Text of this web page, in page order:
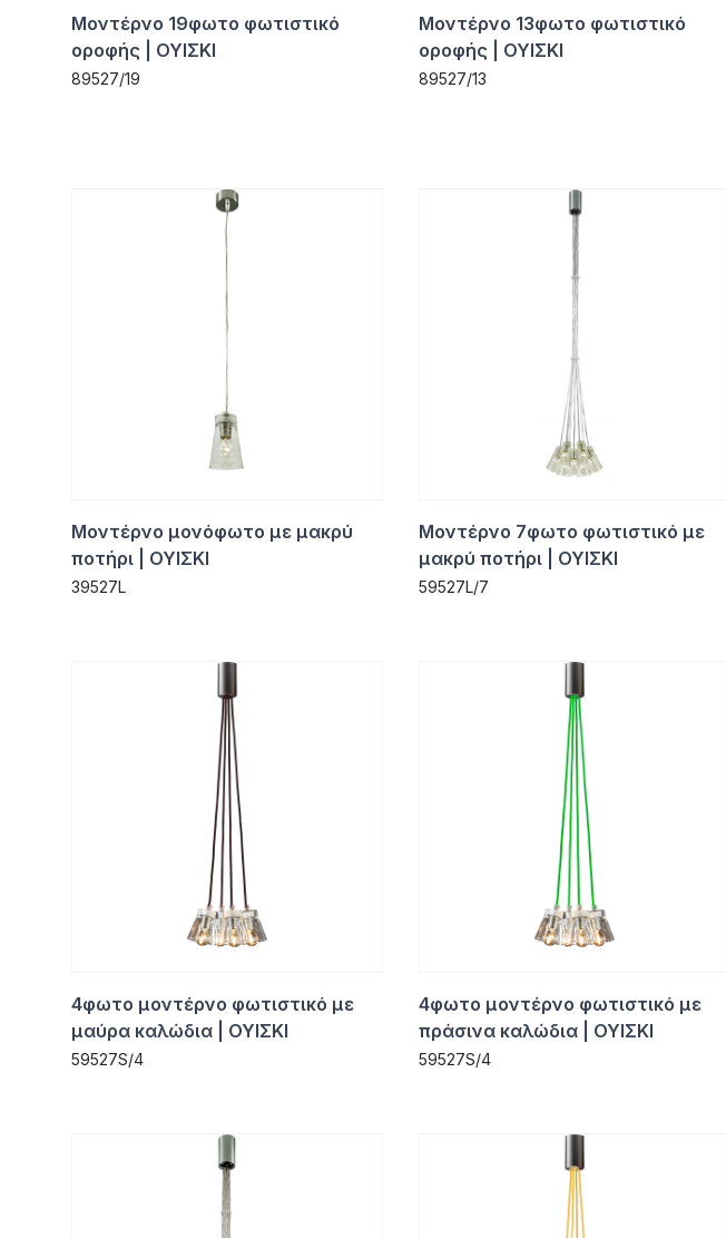
Μοντέρνο 19φωτο φωτιστικό
οροφής | ΟΥΙΣΚΙ
89527/19
Μοντέρνο 13φωτο φωτιστικό
οροφής | ΟΥΙΣΚΙ
89527/13
Μοντέρνο μονόφωτο με μακρύ
ποτήρι | ΟΥΙΣΚΙ
39527L
Μοντέρνο 7φωτο φωτιστικό με
μακρύ ποτήρι | ΟΥΙΣΚΙ
59527L/7
4φωτο μοντέρνο φωτιστικό με
μαύρα καλώδια | ΟΥΙΣΚΙ
59527S/4
4φωτο μοντέρνο φωτιστικό με
πράσινα καλώδια | ΟΥΙΣΚΙ
59527S/4